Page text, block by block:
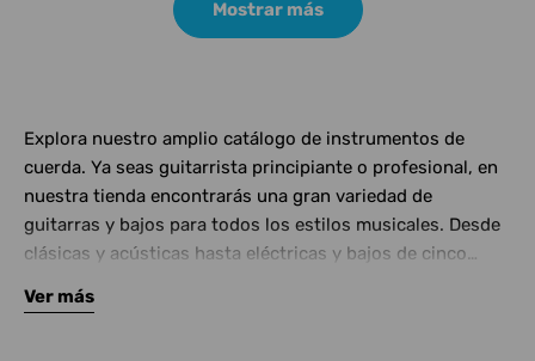
Mostrar más
Explora nuestro amplio catálogo de instrumentos de
cuerda. Ya seas guitarrista principiante o profesional, en
nuestra tienda encontrarás una gran variedad de
guitarras y bajos para todos los estilos musicales. Desde
clásicas y acústicas hasta eléctricas y bajos de cinco
Complementa tu instrumento con amplificadores de
Ver más